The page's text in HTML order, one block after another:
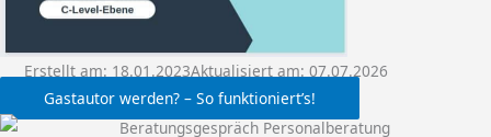
Erstellt am: 18.01.2023Aktualisiert am: 07.07.2026
Gastautor werden? – So funktioniert’s!